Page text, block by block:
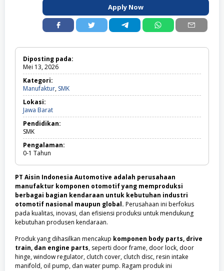
Apply Now
Diposting pada:
Mei 13, 2026
Kategori:
Manufaktur, SMKManufaktur,
SMK
Lokasi:
Jawa BaratJawa
Barat
Pendidikan:
SMK
Pengalaman:
0-1 Tahun
PT Aisin Indonesia Automotive adalah perusahaan
manufaktur komponen otomotif yang memproduksi
berbagai bagian kendaraan untuk kebutuhan industri
otomotif nasional maupun global. Perusahaan ini berfokus
pada kualitas, inovasi, dan efisiensi produksi untuk mendukung
kebutuhan produsen kendaraan.
Produk yang dihasilkan mencakup komponen body parts, drive
train, dan engine parts, seperti door frame, door lock, door
hinge, window regulator, clutch cover, clutch disc, resin intake
manifold, oil pump, dan water pump. Ragam produk ini